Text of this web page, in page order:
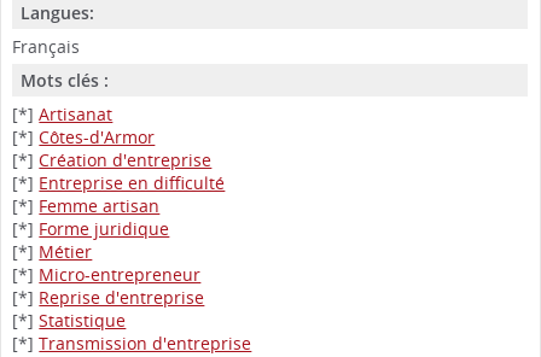
Langues:
Français
Mots clés :
[*]Artisanat
[*]Côtes-d'Armor
[*]Création d'entreprise
[*] Entreprise en difficulté
[*] Femme artisan
[*] Forme juridique
[*] Métier
[*] Micro-entrepreneur
[*] Reprise d'entreprise
[*]Statistique
[*]Transmission d'entreprise